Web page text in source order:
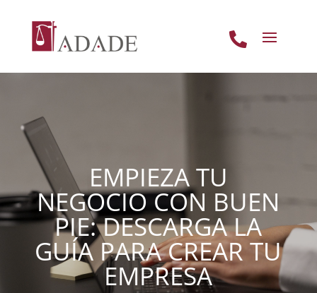

EMPIEZA TU
NEGOCIO CON BUEN
PIE: DESCARGA LA
GUÍA PARA CREAR TU
EMPRESA